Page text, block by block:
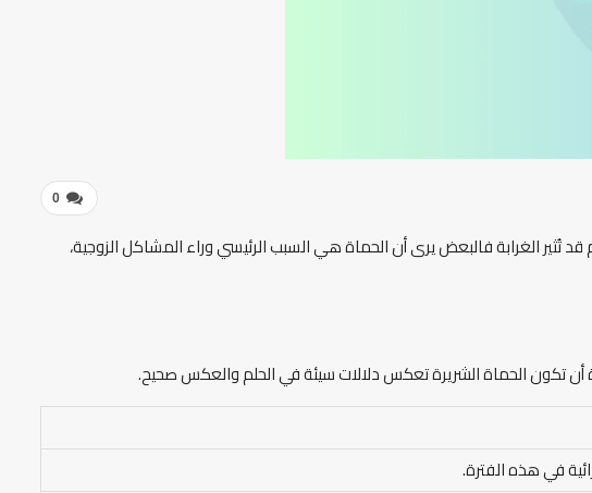
0
تُثير الغرابة فالبعض يرى أن الحماة هي السبب الرئيسي وراء المشاكل الزوجية،
أن تكون الحماة الشريرة تعكس دلالات سيئة في الحلم والعكس صحيح.
في هذه الفترة.